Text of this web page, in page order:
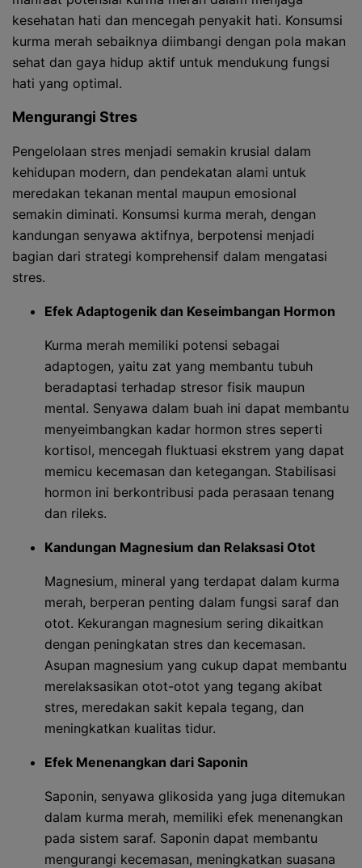
kesehatan hati dan mencegah penyakit hati. Konsumsi
kurma merah sebaiknya diimbangi dengan pola makan
sehat dan gaya hidup aktif untuk mendukung fungsi
hati yang optimal.
Mengurangi Stres
Pengelolaan stres menjadi semakin krusial dalam
kehidupan modern, dan pendekatan alami untuk
meredakan tekanan mental maupun emosional
semakin diminati. Konsumsi kurma merah, dengan
kandungan senyawa aktifnya, berpotensi menjadi
bagian dari strategi komprehensif dalam mengatasi
stres.
Efek Adaptogenik dan Keseimbangan Hormon
Kurma merah memiliki potensi sebagai
adaptogen, yaitu zat yang membantu tubuh
beradaptasi terhadap stresor fisik maupun
mental. Senyawa dalam buah ini dapat membantu
menyeimbangkan kadar hormon stres seperti
kortisol, mencegah fluktuasi ekstrem yang dapat
memicu kecemasan dan ketegangan. Stabilisasi
hormon ini berkontribusi pada perasaan tenang
dan rileks.
Kandungan Magnesium dan Relaksasi Otot
Magnesium, mineral yang terdapat dalam kurma
merah, berperan penting dalam fungsi saraf dan
otot. Kekurangan magnesium sering dikaitkan
dengan peningkatan stres dan kecemasan.
Asupan magnesium yang cukup dapat membantu
merelaksasikan otot-otot yang tegang akibat
stres, meredakan sakit kepala tegang, dan
meningkatkan kualitas tidur.
Efek Menenangkan dari Saponin
Saponin, senyawa glikosida yang juga ditemukan
dalam kurma merah, memiliki efek menenangkan
pada sistem saraf. Saponin dapat membantu
mengurangi kecemasan, meningkatkan suasana